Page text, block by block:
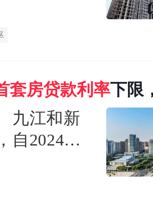
进一步下
款利率政
成本持续
套房贷款利率下限
九江和新
2024年4
当地首套
房贷款利